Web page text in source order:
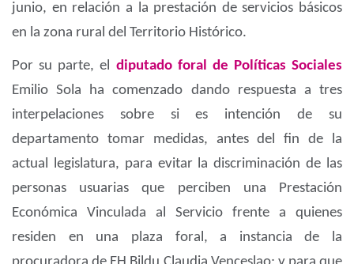
junio, en relación a la prestación de servicios básicos
en la zona rural del Territorio Histórico.
Por su parte, el diputado foral de Políticas Sociales
Emilio Sola ha comenzado dando respuesta a tres
interpelaciones sobre si es intención de su
departamento tomar medidas, antes del fin de la
actual legislatura, para evitar la discriminación de las
personas usuarias que perciben una Prestación
Económica Vinculada al Servicio frente a quienes
residen en una plaza foral, a instancia de la